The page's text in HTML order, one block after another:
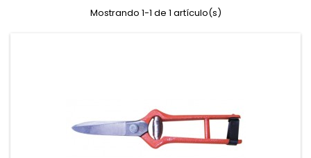
Mostrando 1-1 de 1 artículo(s)